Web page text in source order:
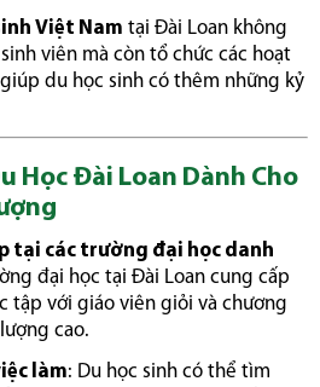
Việt Nam tại Đài Loan không
viên mà còn tổ chức các hoạt
du học sinh có thêm những kỷ
Học Đài Loan Dành Cho
tại các trường đại học danh
đại học tại Đài Loan cung cấp
tập với giáo viên giỏi và chương
cao.
làm: Du học sinh có thể tìm